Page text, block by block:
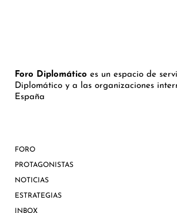
Foro Diplomático es un espacio de
Diplomático y a las organizaciones
España
FORO
PROTAGONISTAS
NOTICIAS
ESTRATEGIAS
INBOX